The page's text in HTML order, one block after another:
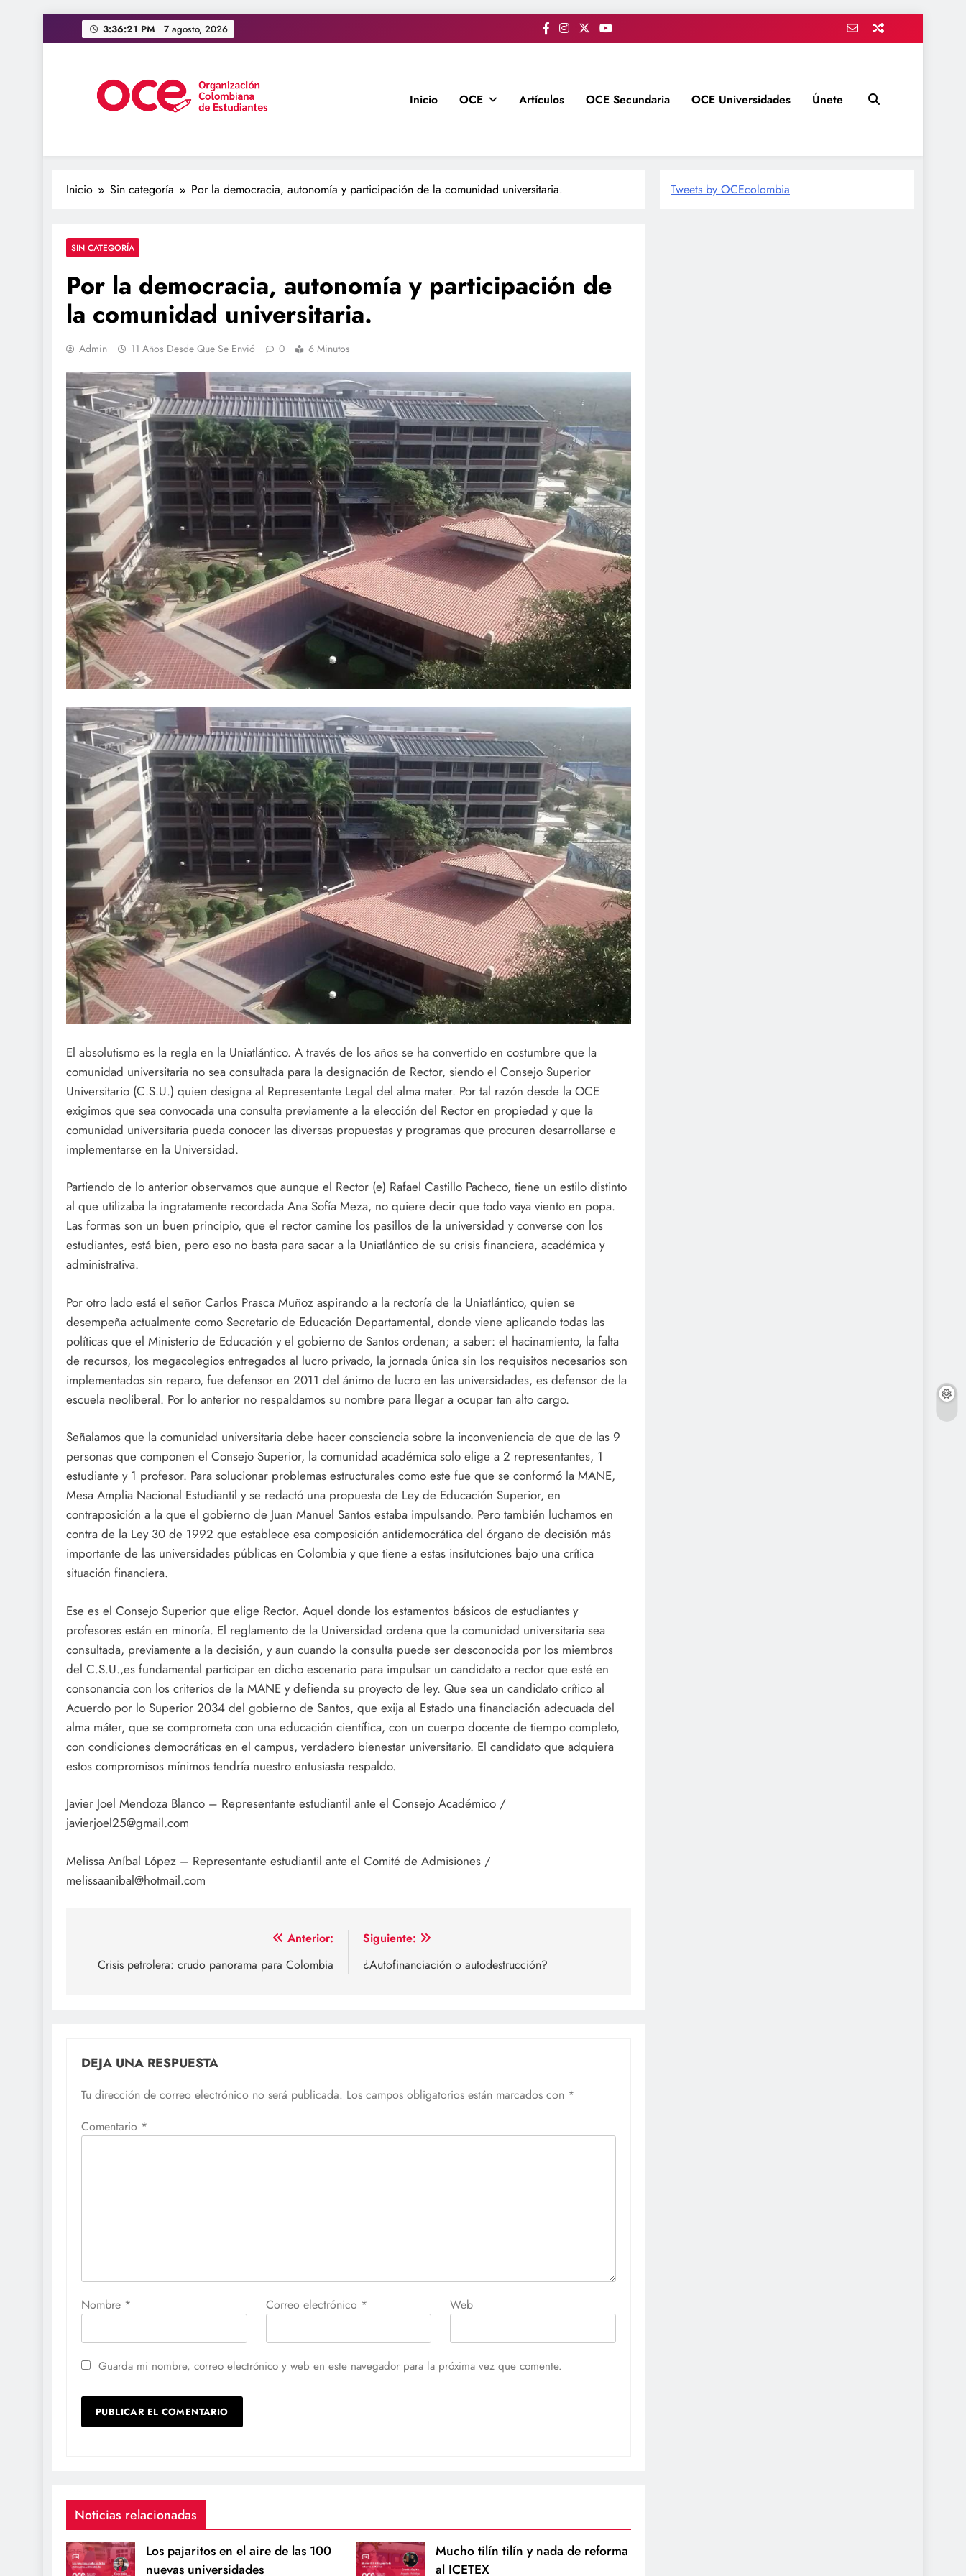
al
3:36:22 PM 7 agosto, 2026
OCE Colombia
Inicio OCE Artículos OCE Secundaria OCE Universidades Únete
Inicio Sin categoría Por la democracia, autonomía y participación de la comunidad universitaria.
SIN CATEGORÍA
Por la democracia, autonomía y participación de
la comunidad universitaria.
Admin 11 Años Desde Que Se Envió 0 6 Minutos
El absolutismo es la regla en la Uniatlántico. A través de los años se ha convertido en costumbre que la
comunidad universitaria no sea consultada para la designación de Rector, siendo el Consejo Superior
Universitario (C.S.U.) quien designa al Representante Legal del alma mater. Por tal razón desde la OCE
exigimos que sea convocada una consulta previamente a la elección del Rector en propiedad y que la
comunidad universitaria pueda conocer las diversas propuestas y programas que procuren desarrollarse e
implementarse en la Universidad.
Partiendo de lo anterior observamos que aunque el Rector (e) Rafael Castillo Pacheco, tiene un estilo distinto
al que utilizaba la ingratamente recordada Ana Sofía Meza, no quiere decir que todo vaya viento en popa.
Las formas son un buen principio, que el rector camine los pasillos de la universidad y converse con los
estudiantes, está bien, pero eso no basta para sacar a la Uniatlántico de su crisis financiera, académica y
administrativa.
Por otro lado está el señor Carlos Prasca Muñoz aspirando a la rectoría de la Uniatlántico, quien se
desempeña actualmente como Secretario de Educación Departamental, donde viene aplicando todas las
políticas que el Ministerio de Educación y el gobierno de Santos ordenan; a saber: el hacinamiento, la falta
de recursos, los megacolegios entregados al lucro privado, la jornada única sin los requisitos necesarios son
implementados sin reparo, fue defensor en 2011 del ánimo de lucro en las universidades, es defensor de la
escuela neoliberal. Por lo anterior no respaldamos su nombre para llegar a ocupar tan alto cargo.
Señalamos que la comunidad universitaria debe hacer consciencia sobre la inconveniencia de que de las 9
personas que componen el Consejo Superior, la comunidad académica solo elige a 2 representantes, 1
estudiante y 1 profesor. Para solucionar problemas estructurales como este fue que se conformó la MANE,
Mesa Amplia Nacional Estudiantil y se redactó una propuesta de Ley de Educación Superior, en
contraposición a la que el gobierno de Juan Manuel Santos estaba impulsando. Pero también luchamos en
contra de la Ley 30 de 1992 que establece esa composición antidemocrática del órgano de decisión más
importante de las universidades públicas en Colombia y que tiene a estas insitutciones bajo una crítica
situación financiera.
Ese es el Consejo Superior que elige Rector. Aquel donde los estamentos básicos de estudiantes y
profesores están en minoría. El reglamento de la Universidad ordena que la comunidad universitaria sea
consultada, previamente a la decisión, y aun cuando la consulta puede ser desconocida por los miembros
del C.S.U.,es fundamental participar en dicho escenario para impulsar un candidato a rector que esté en
consonancia con los criterios de la MANE y defienda su proyecto de ley. Que sea un candidato crítico al
Acuerdo por lo Superior 2034 del gobierno de Santos, que exija al Estado una financiación adecuada del
alma máter, que se comprometa con una educación científica, con un cuerpo docente de tiempo completo,
con condiciones democráticas en el campus, verdadero bienestar universitario. El candidato que adquiera
estos compromisos mínimos tendría nuestro entusiasta respaldo.
Javier Joel Mendoza Blanco – Representante estudiantil ante el Consejo Académico /
javierjoel25@gmail.com
Melissa Aníbal López – Representante estudiantil ante el Comité de Admisiones /
melissaanibal@hotmail.com
de
Anterior:
Crisis petrolera: crudo panorama para Colombia
Siguiente:
¿Autofinanciación o autodestrucción?
DEJA UNA RESPUESTA
Tu dirección de correo electrónico no será publicada. Los campos obligatorios están marcados con *
Comentario *
Nombre * Correo electrónico * Web
Guarda mi nombre, correo electrónico y web en este navegador para la próxima vez que comente.
Noticias relacionadas
Los pajaritos en el aire de las 100
nuevas universidades
Mucho tilín tilín y nada de reforma
al ICETEX
Tweets by OCEcolombia